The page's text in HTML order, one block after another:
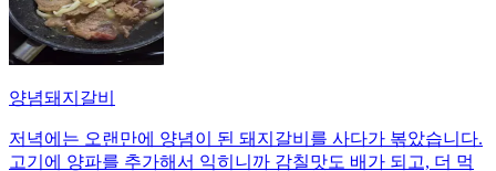
양념돼지갈비
저녁에는 오랜만에 양념이 된 돼지갈비를 사다가 볶았습니다.
고기에 양파를 추가해서 익히니까 감칠맛도 배가 되고, 더 먹